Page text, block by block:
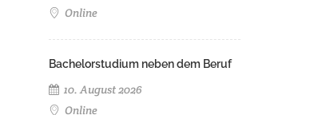
Online
Bachelorstudium neben dem Beruf
10. August 2026
Online